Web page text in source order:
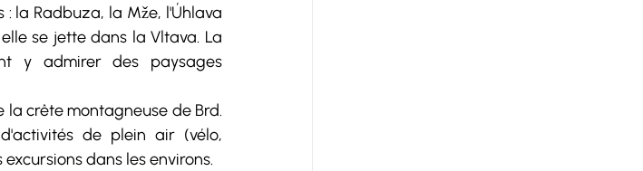
la Radbuza, la Mže, l'Úhlava
se jette dans la Vltava. La
y admirer des paysages
la crête montagneuse de Brd.
de plein air (vélo,
dans les environs.